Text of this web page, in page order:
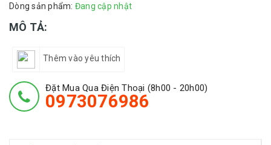
Dòng sản phẩm: Đang cập nhật
MÔ TẢ:
Thêm vào yêu thích
Đặt Mua Qua Điện Thoại (8h00 - 20h00)
0973076986